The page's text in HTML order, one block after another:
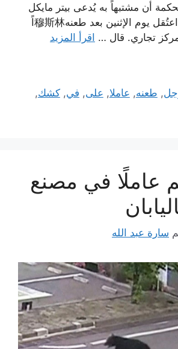
أن مشتبهاً به يُدعى بيتر مايكل
لارسن (48 عاماً) اعتُقل يوم الإثنين بعد طعنه穆斯林اً
تجاري. قال … اقرأ المزيد
, طعنه, عاملا, على, في,كشك,
عاملًا في مصنع
سارة عبد الله